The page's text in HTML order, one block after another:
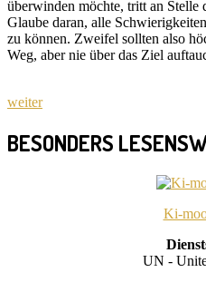
überwinden möchte, tritt an Stelle
Glaube daran, alle
zu können. Zweifel sollten also
Weg, aber nie über das Ziel
weiter
BESONDERS
Ki-
UN -